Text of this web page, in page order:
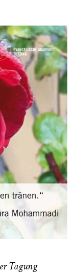
Tagung